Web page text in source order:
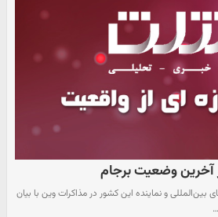
وضعیت برجام
بین‌المللی و نماینده این کشور در مذاکرات وین با بیان